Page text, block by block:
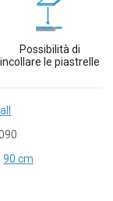
Possibilità di
incollare le piastrelle
90 cm